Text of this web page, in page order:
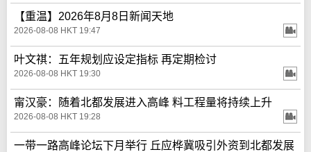
【重温】2026年8月8日新闻天地
2026-08-08 HKT 19:47
叶文祺：五年规划应设定指标 再定期检讨
2026-08-08 HKT 19:30
甯汉豪：随着北都发展进入高峰 料工程量将持续上升
2026-08-08 HKT 19:28
一带一路高峰论坛下月举行 丘应桦冀吸引外资到北都发展